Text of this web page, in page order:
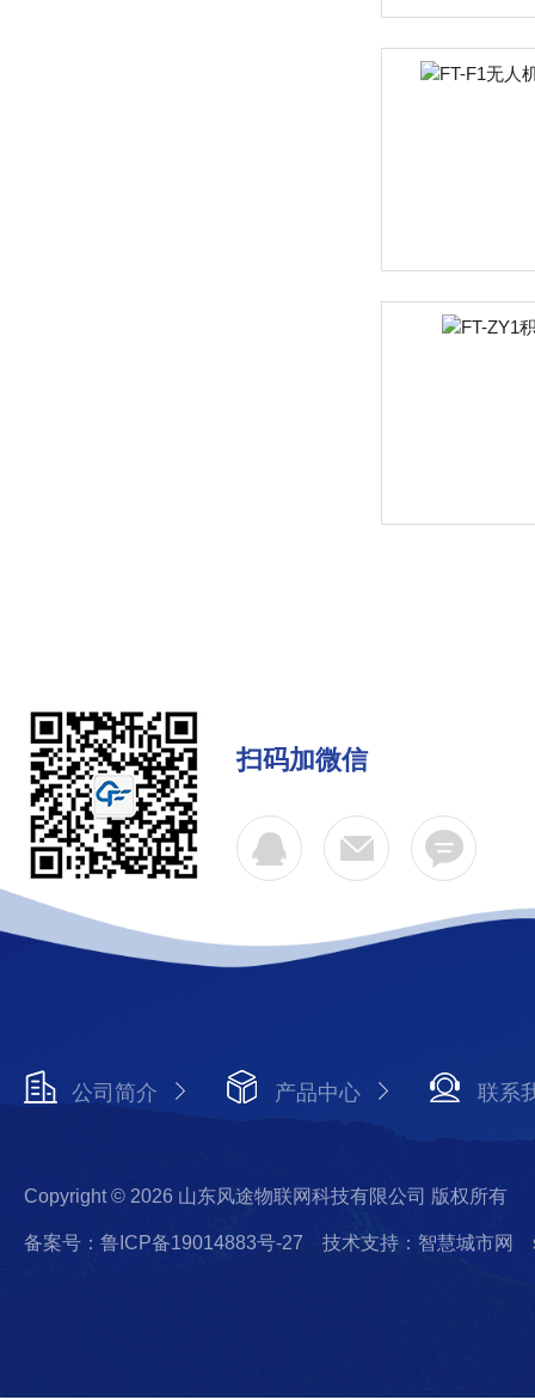
扫码加微信
公司简介 产品中心 联系
Copyright © 2026 山东风途物联网科技有限公司 版权所有
备案号：鲁ICP备19014883号-27 技术支持：智慧城市网